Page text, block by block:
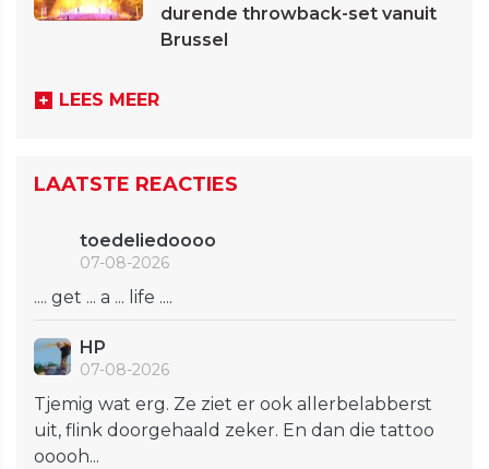
durende throwback-set vanuit
Brussel
LEES MEER
LAATSTE REACTIES
toedeliedoooo
07-08-2026
.... get ... a ... life ....
HP
07-08-2026
Tjemig wat erg. Ze ziet er ook allerbelabberst
uit, flink doorgehaald zeker. En dan die tattoo
ooooh...